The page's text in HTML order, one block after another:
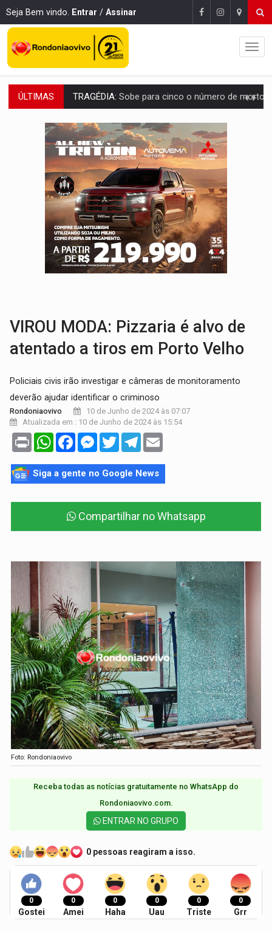
Seja Bem vindo. Entrar / Assinar
ÚLTIMAS TRANSPORTE DE ARROZ:MPF assegura cumprimento da legislação sobre transporte
DEEPFAKE:Sancionada lei contra violência sexual infantil na
COLEGIADO:Brasil e Rússia discutem energia nuclear, defesa e
URGENTE:Colisão entre caminhão e carro deixa quatro mortos e um em
ENCONTRO:Amazônia Negra ganha projeção nacional com participação de
PREVISÃO:Porto Velho tem chances de chuvas isoladas nesta
SINDICATOS UNIDOS:Assembleia Geral delibera greve da educação
PROCESSO SELETIVO:Rondoniaovivo abre oficina de Comunicação com
VIROU MODA: Pizzaria é alvo de
atentado a tiros em Porto Velho
Policiais civis irão investigar e câmeras de monitoramento
deverão ajudar identificar o criminoso
Rondoniaovivo
10 de Junho de 2024 às 07:07
Atualizada em : 10 de Junho de 2024 às 15:54
Print WhatsAppFacebookMessenger
TwitterTelegram
Siga a gente no Google News
Compartilhar no Whatsapp
Foto: Rondoniaovivo
Receba todas as notícias gratuitamente no WhatsApp do
Rondoniaovivo.com.​
ENTRAR NO GRUPO
0 pessoas reagiram a isso.
0
Gostei
0
Amei
0
Haha
0
Uau
0
Triste
0
Grr